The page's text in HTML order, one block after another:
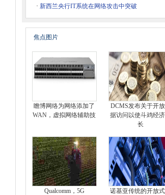
· 新西兰央行IT系统在网络攻击中突破
焦点图片
瞻博网络为网络添加了
WAN，虚拟网络辅助技
DCMS发布关于开
据访问以使斗鸡经
长
Qualcomm，5G
诺基亚传统的开放